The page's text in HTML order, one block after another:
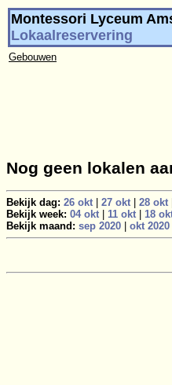
Montessori Lyceum
Lokaalreservering
Gebouwen
Nog geen lokalen
Bekijk dag: 26 okt 27 okt 28 okt
Bekijk week: 04 okt 11 okt 18
Bekijk maand: sep 2020 okt 2020